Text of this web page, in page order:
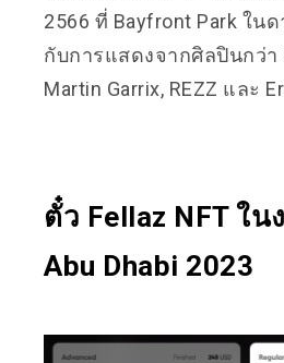
2566 ที่ Bayfront Park ใน
กับการแสดงจากศิลปินกว่า
Martin Garrix, REZZ และ
ตั๋ว Fellaz NFT ใน
Abu Dhabi 2023